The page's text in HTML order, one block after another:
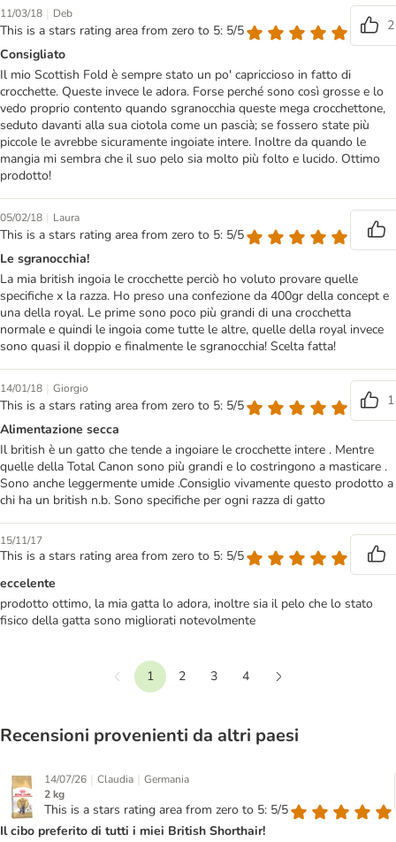
11/03/18 | Deb
This is a stars rating area from zero to 5: 5/5
2
Consigliato
Il mio Scottish Fold è sempre stato un po' capriccioso in fatto di
crocchette. Queste invece le adora. Forse perché sono così grosse e lo
vedo proprio contento quando sgranocchia queste mega crocchettone,
seduto davanti alla sua ciotola come un pascià; se fossero state più
piccole le avrebbe sicuramente ingoiate intere. Inoltre da quando le
mangia mi sembra che il suo pelo sia molto più folto e lucido. Ottimo
prodotto!
05/02/18 | Laura
This is a stars rating area from zero to 5: 5/5
Le sgranocchia!
La mia british ingoia le crocchette perciò ho voluto provare quelle
specifiche x la razza. Ho preso una confezione da 400gr della concept e
una della royal. Le prime sono poco più grandi di una crocchetta
normale e quindi le ingoia come tutte le altre, quelle della royal invece
sono quasi il doppio e finalmente le sgranocchia! Scelta fatta!
14/01/18 | Giorgio
This is a stars rating area from zero to 5: 5/5
1
Alimentazione secca
Il british è un gatto che tende a ingoiare le crocchette intere . Mentre
quelle della Total Canon sono più grandi e lo costringono a masticare .
Sono anche leggermente umide .Consiglio vivamente questo prodotto a
chi ha un british n.b. Sono specifiche per ogni razza di gatto
15/11/17
This is a stars rating area from zero to 5: 5/5
eccelente
prodotto ottimo, la mia gatta lo adora, inoltre sia il pelo che lo stato
fisico della gatta sono migliorati notevolmente
Precedente
1 2 3
4
Recensioni provenienti da altri paesi
14/07/26 | Claudia | Germania
2 kg
This is a stars rating area from zero to 5: 5/5
Il cibo preferito di tutti i miei British Shorthair!